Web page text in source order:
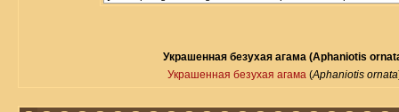
Украшенная безухая агама (Aphaniotis
Украшенная безухая агама (Aphaniotis ornata